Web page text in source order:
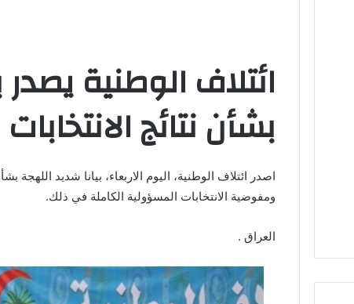
ائتلاف الوطنية
بشأن نتائج الانتخابات
اصدر ائتلاف الوطنية، اليوم الاربعاء، بيانا شديد اللهجة
ومفوضية الانتخابات المسؤولية الكاملة في ذلك.
العراق .